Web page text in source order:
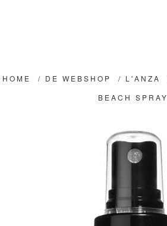
HOME / DE WEBSHOP / L'ANZA
BEACH SPRAY